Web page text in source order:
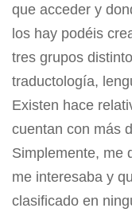
que acceder y
los hay podéis
tres grupos
traductología,
Existen hace
cuentan con más
Simplemente, me
me interesaba y
clasificado en